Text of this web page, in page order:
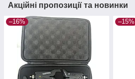
Акційні пропозиції та новинки
–16% –15%